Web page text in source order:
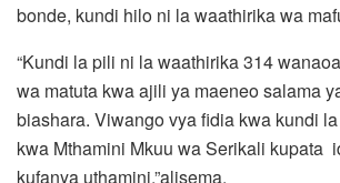
bonde, kundi hilo ni la waathirika wa
“Kundi la pili ni la waathirika 314
wa matuta kwa ajili ya maeneo salama
biashara. Viwango vya fidia kwa kundi
kwa Mthamini Mkuu wa Serikali kupata
kufanya uthamini,”alisema.